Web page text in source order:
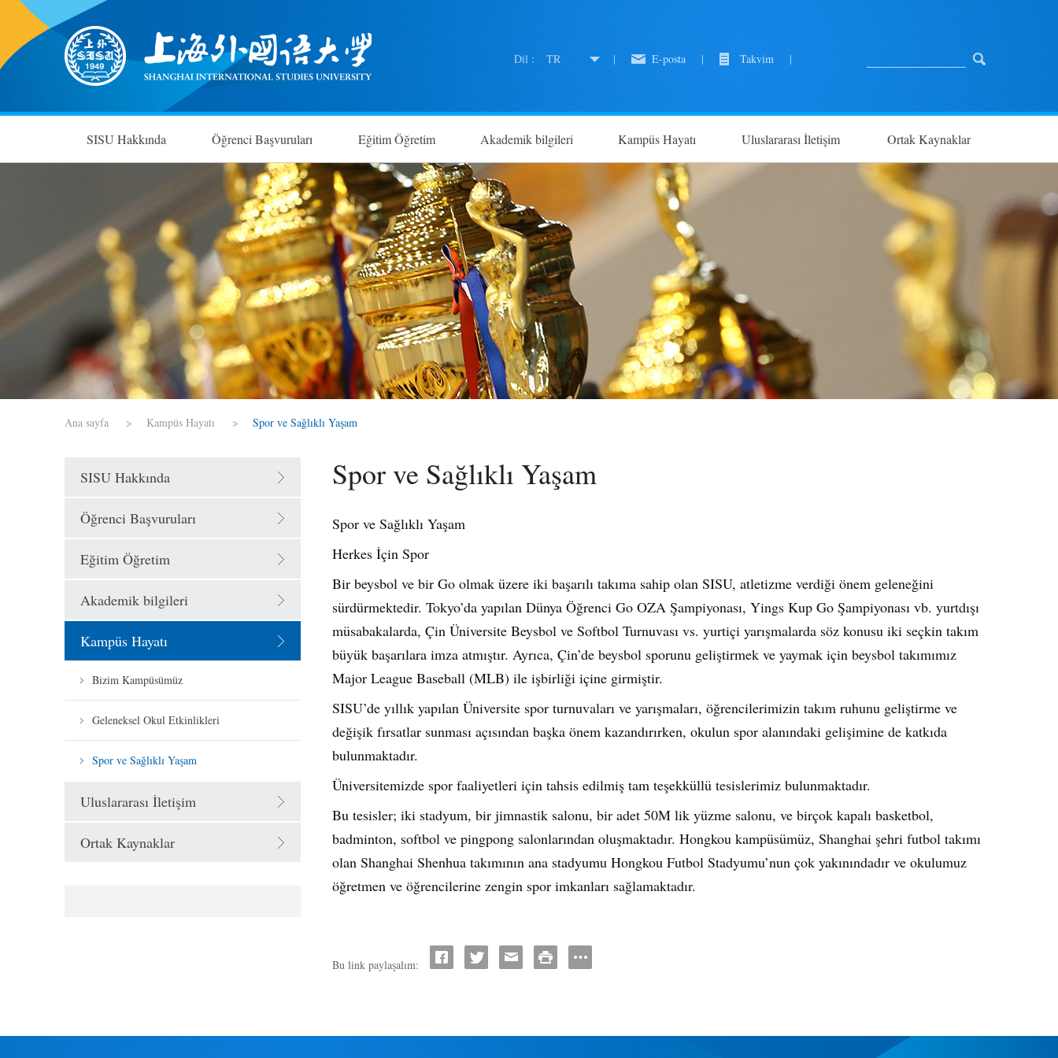
Dil : TR | E-posta | Takvim |
SISU Hakkında Öğrenci Başvuruları Eğitim Öğretim Akademik bilgileri Kampüs Hayatı Uluslararası İletişim Ortak Kaynaklar
Ana sayfa > Kampüs Hayatı > Spor ve Sağlıklı Yaşam
SISU Hakkında
Öğrenci Başvuruları
Eğitim Öğretim
Akademik bilgileri
Kampüs Hayatı
Bizim Kampüsümüz
Geleneksel Okul Etkinlikleri
Spor ve Sağlıklı Yaşam
Uluslararası İletişim
Ortak Kaynaklar
Spor ve Sağlıklı Yaşam
Spor ve Sağlıklı Yaşam
Herkes İçin Spor
Bir beysbol ve bir Go olmak üzere iki başarılı takıma sahip olan SISU, atletizme verdiği önem geleneğini
sürdürmektedir. Tokyo’da yapılan Dünya Öğrenci Go OZA Şampiyonası, Yings Kup Go Şampiyonası vb. yurtdışı
müsabakalarda, Çin Üniversite Beysbol ve Softbol Turnuvası vs. yurtiçi yarışmalarda söz konusu iki seçkin takım
büyük başarılara imza atmıştır. Ayrıca, Çin’de beysbol sporunu geliştirmek ve yaymak için beysbol takımımız
Major League Baseball (MLB) ile işbirliği içine girmiştir.
SISU’de yıllık yapılan Üniversite spor turnuvaları ve yarışmaları, öğrencilerimizin takım ruhunu geliştirme ve
değişik fırsatlar sunması açısından başka önem kazandırırken, okulun spor alanındaki gelişimine de katkıda
bulunmaktadır.
Üniversitemizde spor faaliyetleri için tahsis edilmiş tam teşekküllü tesislerimiz bulunmaktadır.
Bu tesisler; iki stadyum, bir jimnastik salonu, bir adet 50M lik yüzme salonu, ve birçok kapalı basketbol,
badminton, softbol ve pingpong salonlarından oluşmaktadır. Hongkou kampüsümüz, Shanghai şehri futbol takımı
olan Shanghai Shenhua takımının ana stadyumu Hongkou Futbol Stadyumu’nun çok yakınındadır ve okulumuz
öğretmen ve öğrencilerine zengin spor imkanları sağlamaktadır.
Bu link paylaşalım: